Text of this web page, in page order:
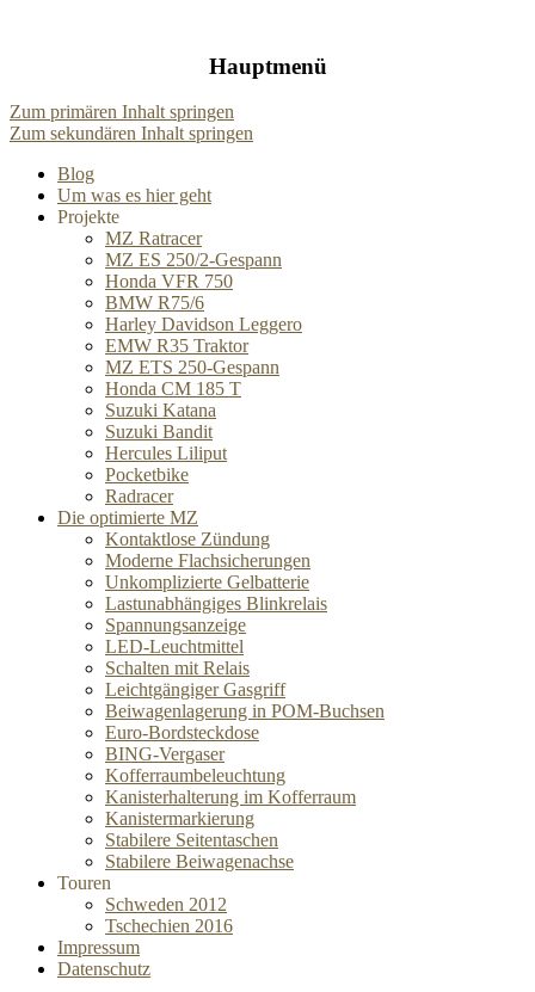
Hauptmenü
Zum primären Inhalt springen
Zum sekundären Inhalt springen
Blog
Um was es hier geht
Projekte
MZ Ratracer
MZ ES 250/2-Gespann
Honda VFR 750
BMW R75/6
Harley Davidson Leggero
EMW R35 Traktor
MZ ETS 250-Gespann
Honda CM 185 T
Suzuki Katana
Suzuki Bandit
Hercules Liliput
Pocketbike
Radracer
Die optimierte MZ
Kontaktlose Zündung
Moderne Flachsicherungen
Unkomplizierte Gelbatterie
Lastunabhängiges Blinkrelais
Spannungsanzeige
LED-Leuchtmittel
Schalten mit Relais
Leichtgängiger Gasgriff
Beiwagenlagerung in POM-Buchsen
Euro-Bordsteckdose
BING-Vergaser
Kofferraumbeleuchtung
Kanisterhalterung im Kofferraum
Kanistermarkierung
Stabilere Seitentaschen
Stabilere Beiwagenachse
Touren
Schweden 2012
Tschechien 2016
Impressum
Datenschutz